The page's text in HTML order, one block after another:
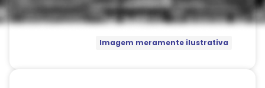
Imagem meramente ilustrativa